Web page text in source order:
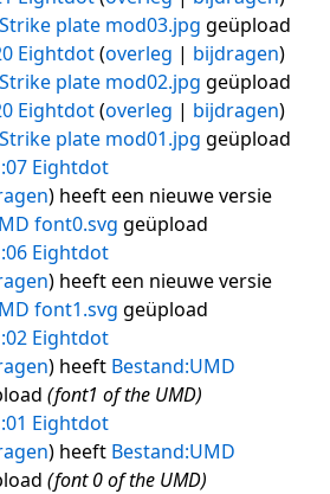
plate mod03.jpg geüpload
Eightdot overleg
bijdragen
plate mod02.jpg geüpload
Eightdot overleg
bijdragen
plate mod01.jpg geüpload
Eightdot
heeft een nieuwe versie
font0.svg geüpload
Eightdot
heeft een nieuwe versie
font1.svg geüpload
Eightdot
heeft Bestand:UMD
(font1 of the UMD)
Eightdot
heeft Bestand:UMD
(font 0 of the UMD)